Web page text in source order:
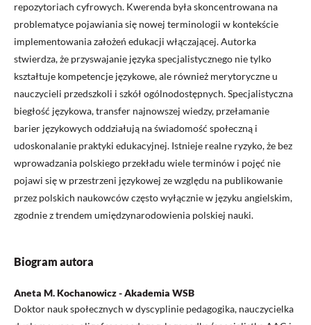
repozytoriach cyfrowych. Kwerenda była skoncentrowana na
problematyce pojawiania się nowej terminologii w kontekście
implementowania założeń edukacji włączającej. Autorka
stwierdza, że przyswajanie języka specjalistycznego nie tylko
kształtuje kompetencje językowe, ale również merytoryczne u
nauczycieli przedszkoli i szkół ogólnodostępnych. Specjalistyczna
biegłość językowa, transfer najnowszej wiedzy, przełamanie
barier językowych oddziałują na świadomość społeczną i
udoskonalanie praktyki edukacyjnej. Istnieje realne ryzyko, że bez
wprowadzania polskiego przekładu wiele terminów i pojęć nie
pojawi się w przestrzeni językowej ze względu na publikowanie
przez polskich naukowców często wyłącznie w języku angielskim,
zgodnie z trendem umiędzynarodowienia polskiej nauki.
Biogram autora
Aneta M. Kochanowicz - Akademia WSB
Doktor nauk społecznych w dyscyplinie pedagogika, nauczycielka